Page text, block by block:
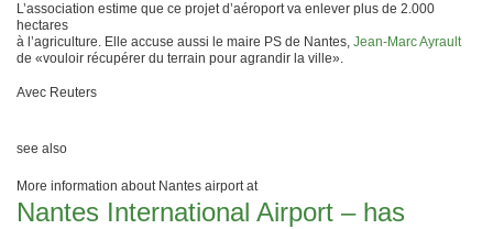
L’association estime que ce projet d’aéroport va enlever plus de 2.000
hectares
à l’agriculture. Elle accuse aussi le maire PS de Nantes, Jean-Marc Ayrault
de «vouloir récupérer du terrain pour agrandir la ville».
Avec Reuters
see also
More information about Nantes airport at
Nantes International Airport – has